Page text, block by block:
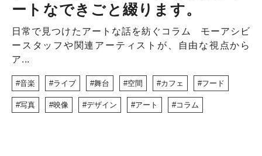
ートなできごと綴ります。
日常で見つけたアートな話を紡ぐコラム モーアシビ
ースタッフや関連アーティストが、自由な視点から
ア...
音楽 ライブ 舞台 空間 カフェ フード
写真 映像 デザイン アート コラム